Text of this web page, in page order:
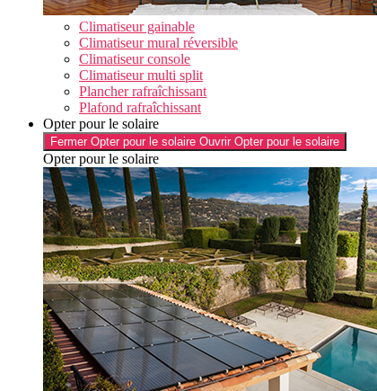
Climatiseur gainable
Climatiseur mural réversible
Climatiseur console
Climatiseur multi split
Plancher rafraîchissant
Plafond rafraîchissant
Opter pour le solaire
Fermer Opter pour le solaire Ouvrir Opter pour le solaire
Opter pour le solaire